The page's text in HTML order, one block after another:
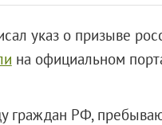
указ о призыве
на официальном
граждан РФ,